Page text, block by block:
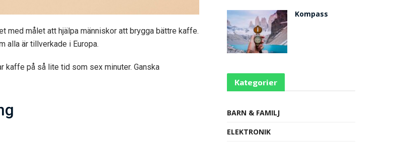
med målet att hjälpa människor att brygga bättre kaffe.
alla är tillverkade i Europa.
kaffe på så lite tid som sex minuter. Ganska
Kompass
Kategorier
BARN & FAMILJ
ELEKTRONIK